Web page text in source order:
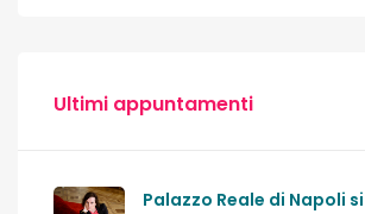
Ultimi appuntamenti
Palazzo Reale di Napoli